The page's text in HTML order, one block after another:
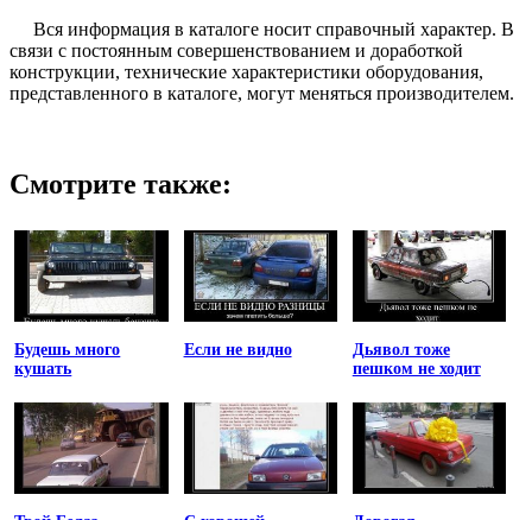
Вся информация в каталоге носит справочный характер. В
связи с постоянным совершенствованием и доработкой
конструкции, технические характеристики оборудования,
представленного в каталоге, могут меняться производителем.
Смотрите также:
Будешь много
кушать
Если не видно
Дьявол тоже
пешком не ходит